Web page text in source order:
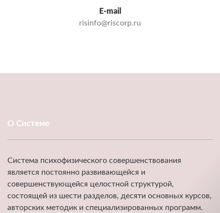
E-mail
risinfo@riscorp.ru
О Системе
Система психофизического совершенствования
является постоянно развивающейся и
совершенствующейся целостной структурой,
состоящей из шести разделов, десяти основных курсов,
авторских методик и специализированных программ.